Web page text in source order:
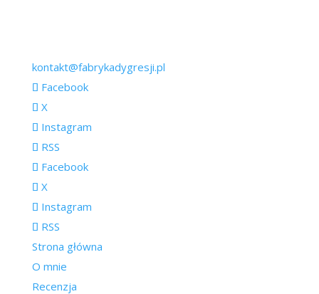
kontakt@fabrykadygresji.pl
Facebook
X
Instagram
RSS
Facebook
X
Instagram
RSS
Strona główna
O mnie
Recenzja